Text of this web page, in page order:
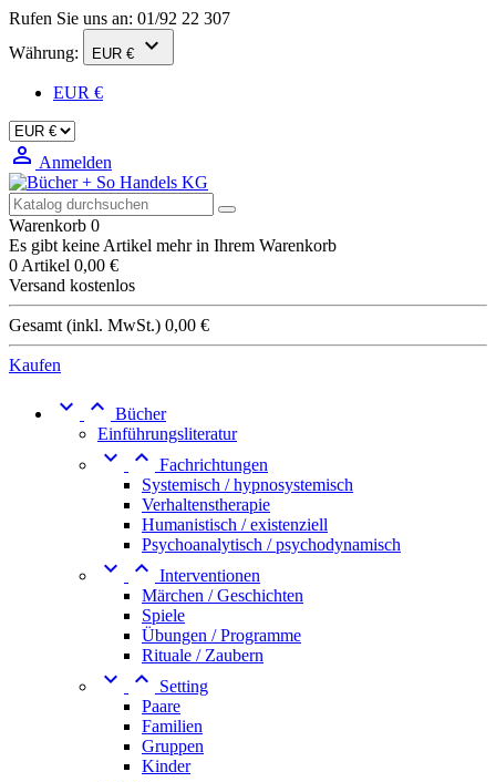
Rufen Sie uns an: 01/92 22 307
Währung:
EUR € 
EUR €
 Anmelden
Warenkorb 0
Es gibt keine Artikel mehr in Ihrem Warenkorb
0 Artikel 0,00 €
Versand kostenlos
Gesamt (inkl. MwSt.) 0,00 €
Kaufen
  Bücher
Einführungsliteratur
  Fachrichtungen
Systemisch / hypnosystemisch
Verhaltenstherapie
Humanistisch / existenziell
Psychoanalytisch / psychodynamisch
  Interventionen
Märchen / Geschichten
Spiele
Übungen / Programme
Rituale / Zaubern
 
Setting
Paare
Familien
Gruppen
Kinder